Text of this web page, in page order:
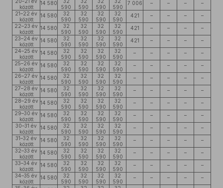
között
14 580
590
590
590
590
7 006 – – –
–
21–22 év
között
14 580
32
590
32
590
32
590
32
590
421 – – –
–
22–23 év
között
14 580
32
590
32
590
32
590
32
590
421 – – –
–
23–24 év
között
14 580
32
590
32
590
32
590
32
590
421 – – –
–
24–25 év
között
14 580
32
590
32
590
32
590
32
590
– – – –
–
25–26 év
között
14 580
32
590
32
590
32
590
32
590
– – – –
–
26–27 év
között
14 580
32
590
32
590
32
590
32
590
– – – –
–
27–28 év
között
14 580
32
590
32
590
32
590
32
590
– – – –
–
28–29 év
között
14 580
32
590
32
590
32
590
32
590
– – – –
–
29–30 év
között
14 580
32
590
32
590
32
590
32
590
– – – –
–
30–31 év
között
14 580
32
590
32
590
32
590
32
590
– – – –
–
31–32 év
között
14 580
32
590
32
590
32
590
32
590
– – – –
–
32–33 év
között
14 580
32
590
32
590
32
590
32
590
– – – –
–
33–34 év
között
14 580
32
590
32
590
32
590
32
590
– – – –
–
34–35 év
között
14 580
32
590
32
590
32
590
32
590
– – – –
–